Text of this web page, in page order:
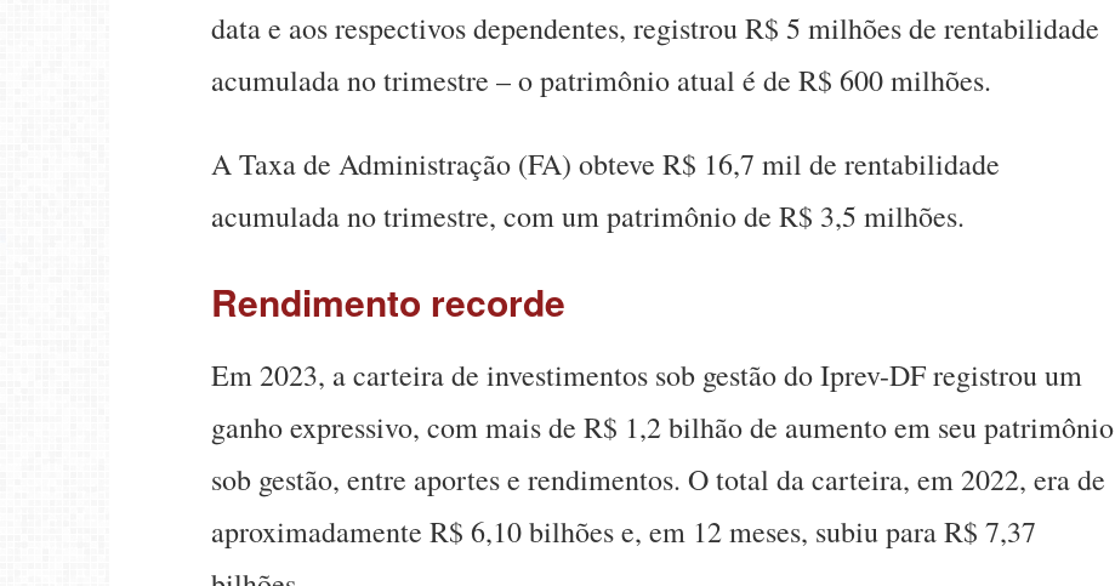
data e aos respectivos dependentes, registrou R$ 5 milhões de rentabilidade
acumulada no trimestre – o patrimônio atual é de R$ 600 milhões.
A Taxa de Administração (FA) obteve R$ 16,7 mil de rentabilidade
acumulada no trimestre, com um patrimônio de R$ 3,5 milhões.
Rendimento recorde
Em 2023, a carteira de investimentos sob gestão do Iprev-DF registrou um
ganho expressivo, com mais de R$ 1,2 bilhão de aumento em seu patrimônio
sob gestão, entre aportes e rendimentos. O total da carteira, em 2022, era de
aproximadamente R$ 6,10 bilhões e, em 12 meses, subiu para R$ 7,37